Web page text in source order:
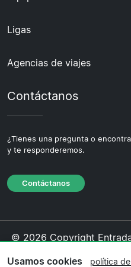
Ligas
Agencias de viajes
Contáctanos
¿Tienes una pregunta o
y te responderemos.
Contáctanos
© 2026 Copyright
Usamos cookies política